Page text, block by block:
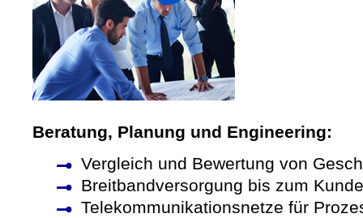
Beratung, Planung und Engineering:
Vergleich und Bewertung von
Breitbandversorgung bis zum
Telekommunikationsnetze für